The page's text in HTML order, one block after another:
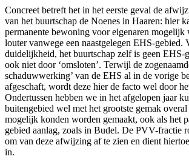
Concreet betreft het in het eerste geval de
van het buurtschap de Noenes in Haaren: hier
permanente bewoning voor eigenaren mogelijk
louter vanwege een naastgelegen EHS-gebied.
duidelijkheid, het buurtschap zelf is geen EHS-
ook niet door ‘omsloten’. Terwijl de
schaduwwerking’ van de EHS al in de vorige
afgeschaft, wordt deze hier de facto wel door
Ondertussen hebben we in het afgelopen jaar
buitengebied wel met het grootste gemak
mogelijk konden worden gemaakt, ook als het
gebied aanlag, zoals in Budel. De PVV-fractie
om van deze afwijzing af te zien en dient
in.